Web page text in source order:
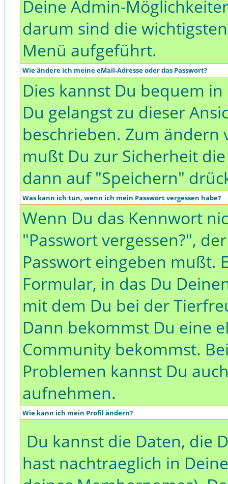
Deine Admin-
darum sind die
Menü aufgeführt.
Wie ändere ich meine eMail-Adresse oder das Passwort?
Dies kannst Du bequem
Du gelangst zu dieser
beschrieben. Zum ändern
mußt Du zur Sicherheit
dann auf "Speichern"
Was kann ich tun, wenn ich mein Passwort vergessen habe?
Wenn Du das Kennwort
"Passwort vergessen?",
Passwort eingeben mußt.
Formular, in das Du
mit dem Du bei der
Dann bekommst Du eine
Community bekommst.
Problemen kannst Du
aufnehmen.
Wie kann ich mein Profil ändern?
Du kannst die Daten, die
hast nachtraeglich in